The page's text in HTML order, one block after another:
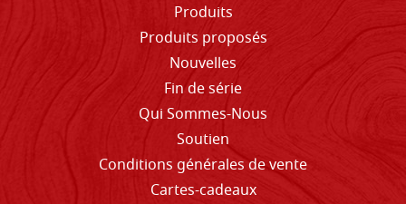
Produits
Produits proposés
Nouvelles
Fin de série
Qui Sommes-Nous
Soutien
Conditions générales de vente
Cartes-cadeaux